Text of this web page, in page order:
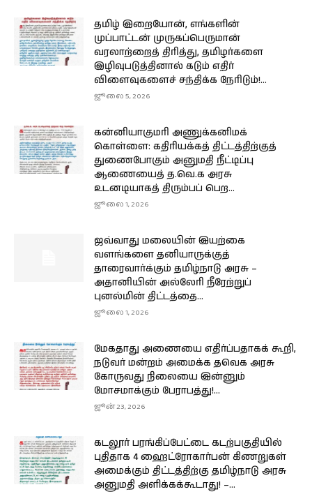
தமிழ் இறையோன், எங்களின்
முப்பாட்டன் முருகப்பெருமான்
வரலாற்றைத் திரித்து, தமிழர்களை
இழிவுபடுத்தினால் கடும் எதிர்
விளைவுகளைச் சந்திக்க நேரிடும்!...
ஜூலை 5, 2026
கன்னியாகுமரி அணுக்கனிமக்
கொள்ளை: கதிரியக்கத் திட்டத்திற்குத்
துணைபோகும் அனுமதி நீட்டிப்பு
ஆணையைத் த.வெ.க அரசு
உடனடியாகத் திரும்பப் பெற...
ஜூலை 1, 2026
ஜவ்வாது மலையின் இயற்கை
வளங்களை தனியாருக்குத்
தாரைவார்க்கும் தமிழ்நாடு அரசு –
அதானியின் அல்லேரி நீரேற்றுப்
புனல்மின் திட்டத்தை...
ஜூலை 1, 2026
மேகதாது அணையை எதிர்ப்பதாகக் கூறி,
நடுவர் மன்றம் அமைக்க தவெக அரசு
கோருவது நிலையை இன்னும்
மோசமாக்கும் பேராபத்து!...
ஜூன் 23, 2026
கடலூர் பரங்கிப்பேட்டை கடற்பகுதியில்
புதிதாக 4 ஹைட்ரோகார்பன் கிணறுகள்
அமைக்கும் திட்டத்திற்கு தமிழ்நாடு அரசு
அனுமதி அளிக்கக்கூடாது! –...